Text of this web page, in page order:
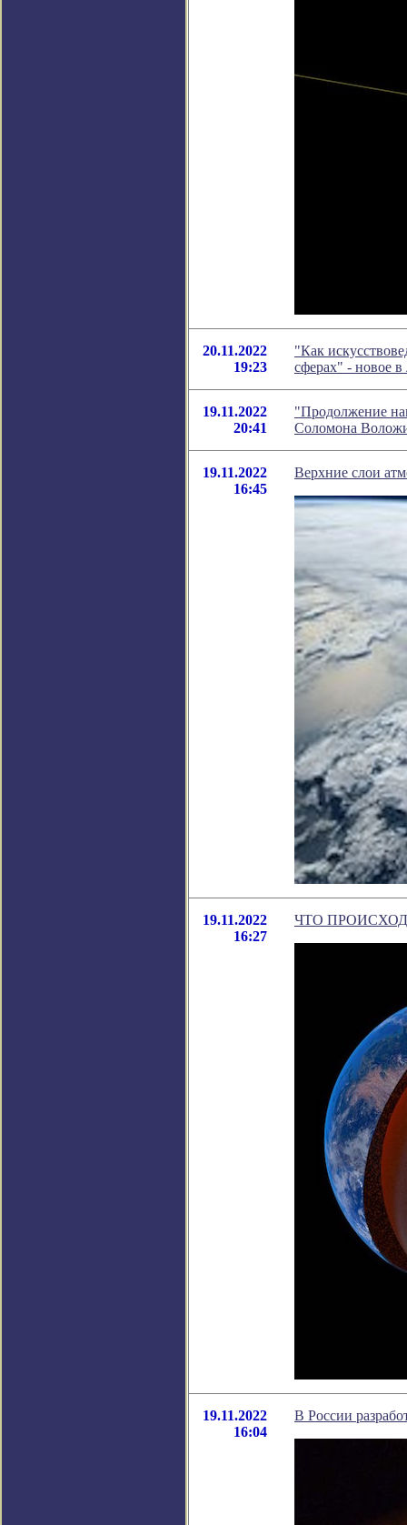
20.11.2022
19:23
"Как
сферах" - новое
19.11.2022
20:41
"Продолжение
Соломона
19.11.2022
16:45
Верхние слои
19.11.2022
16:27
ЧТО
19.11.2022
16:04
В России